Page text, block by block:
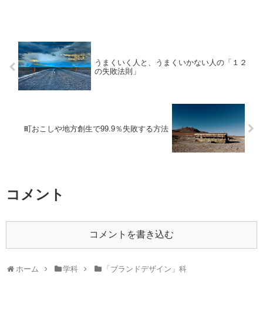
うまくいく人と、うまくいかない人の「１２
の失敗法則」
町おこしや地方創生で99.9％失敗する方法
コメント
コメントを書き込む
ホーム 学科 「ブランドデザイン」科